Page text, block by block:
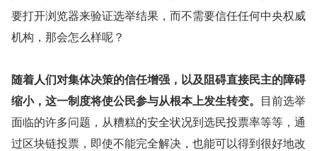
要打开浏览器来验证选举结果，而不需要信任任何中央权威
机构，那会怎么样呢？
随着人们对集体决策的信任增强，以及阻碍直接民主的障碍
缩小，这一制度将使公民参与从根本上发生转变。 目前选举
面临的许多问题，从糟糕的安全状况到选民投票率等等，通
过区块链投票，即使不能完全解决，也能可以得到很好地改